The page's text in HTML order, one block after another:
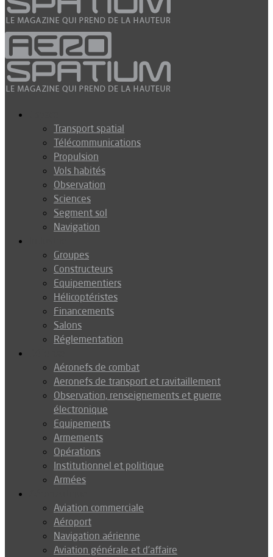
Transport spatial
Télécommunications
Propulsion
Vols habités
Observation
Sciences
Segment sol
Navigation
Groupes
Constructeurs
Equipementiers
Hélicoptéristes
Financements
Salons
Réglementation
Aéronefs de combat
Aeronefs de transport et ravitaillement
Observation, renseignements et guerre
électronique
Equipements
Armements
Opérations
Institutionnel et politique
Armées
Aviation commerciale
Aéroport
Navigation aérienne
Aviation générale et d’affaire